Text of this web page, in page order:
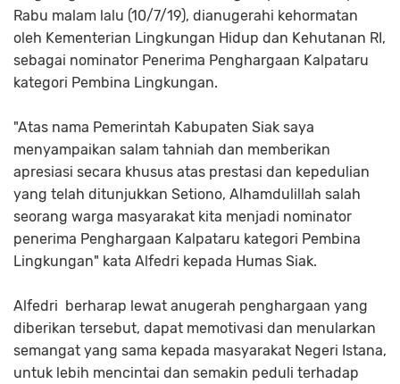
Rabu malam lalu (10/7/19), dianugerahi kehormatan
oleh Kementerian Lingkungan Hidup dan Kehutanan RI,
sebagai nominator Penerima Penghargaan Kalpataru
kategori Pembina Lingkungan.
"Atas nama Pemerintah Kabupaten Siak saya
menyampaikan salam tahniah dan memberikan
apresiasi secara khusus atas prestasi dan kepedulian
yang telah ditunjukkan Setiono, Alhamdulillah salah
seorang warga masyarakat kita menjadi nominator
penerima Penghargaan Kalpataru kategori Pembina
Lingkungan" kata Alfedri kepada Humas Siak.
Alfedri berharap lewat anugerah penghargaan yang
diberikan tersebut, dapat memotivasi dan menularkan
semangat yang sama kepada masyarakat Negeri Istana,
untuk lebih mencintai dan semakin peduli terhadap